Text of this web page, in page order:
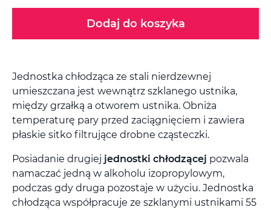
Dodaj do koszyka
Jednostka chłodząca ze stali nierdzewnej
umieszczana jest wewnątrz szklanego ustnika,
między grzałką a otworem ustnika. Obniża
temperaturę pary przed zaciągnięciem i zawiera
płaskie sitko filtrujące drobne cząsteczki.
Posiadanie drugiej jednostki chłodzącej pozwala
namaczać jedną w alkoholu izopropylowym,
podczas gdy druga pozostaje w użyciu. Jednostka
chłodząca współpracuje ze szklanymi ustnikami 55